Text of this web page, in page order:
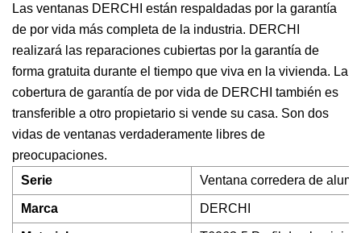
Las ventanas DERCHI están respaldadas por la garantía
de por vida más completa de la industria. DERCHI
realizará las reparaciones cubiertas por la garantía de
forma gratuita durante el tiempo que viva en la vivienda. La
cobertura de garantía de por vida de DERCHI también es
transferible a otro propietario si vende su casa. Son dos
vidas de ventanas verdaderamente libres de
preocupaciones.
Serie
Ventana corredera de
Marca DERCHI